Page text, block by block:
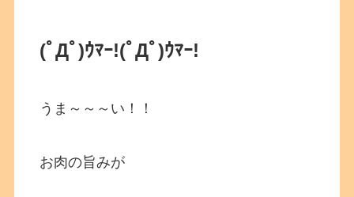
(ﾟДﾟ)ｳﾏｰ!(ﾟДﾟ)ｳﾏｰ!
うま～～～い！！
お肉の旨みが